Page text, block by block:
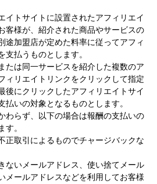
イトサイトに設置されたアフィリエイ
客様が、紹介された商品やサービスの
途加盟店が定めた料率に従ってアフィ
支払うものとします。
たは同一サービスを紹介した複数のア
ィリエイトリンクをクリックして指定
後にクリックしたアフィリエイトサイ
払いの対象となるものとします。
わらず、以下の場合は報酬の支払いの
す。
正取引によるものでチャージバックな
ないメールアドレス、使い捨てメール
メールアドレスなどを利用してお客様